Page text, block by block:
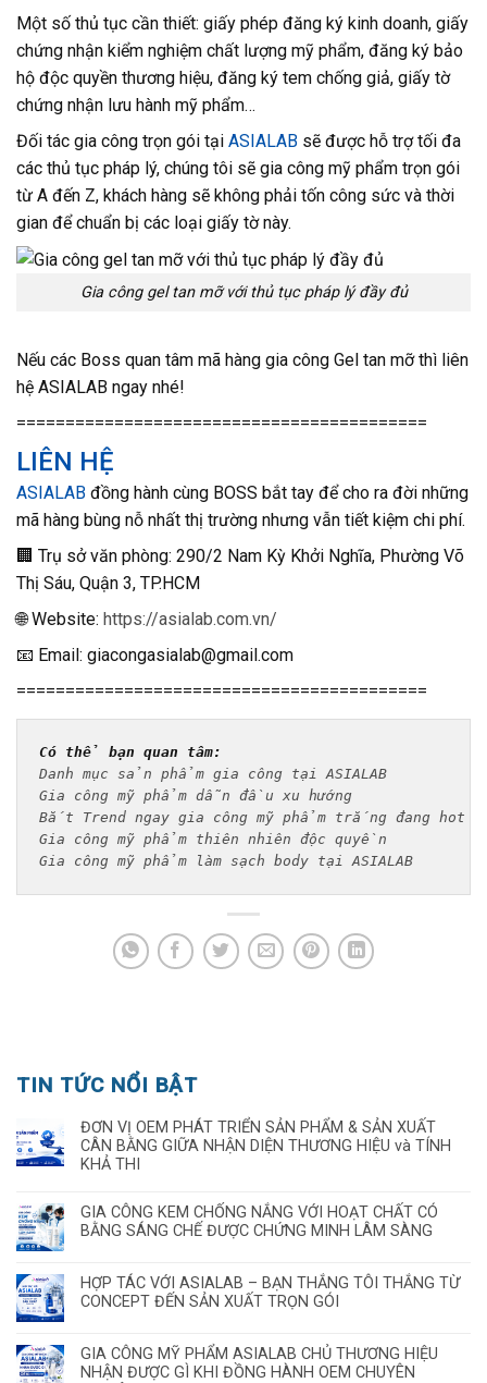
Một số thủ tục cần thiết: giấy phép đăng ký kinh doanh, giấy
chứng nhận kiểm nghiệm chất lượng mỹ phẩm, đăng ký bảo
hộ độc quyền thương hiệu, đăng ký tem chống giả, giấy tờ
chứng nhận lưu hành mỹ phẩm…
Đối tác gia công trọn gói tại ASIALAB sẽ được hỗ trợ tối đa
các thủ tục pháp lý, chúng tôi sẽ gia công mỹ phẩm trọn gói
từ A đến Z, khách hàng sẽ không phải tốn công sức và thời
gian để chuẩn bị các loại giấy tờ này.
Gia công gel tan mỡ với thủ tục pháp lý đầy đủ
Nếu các Boss quan tâm mã hàng gia công Gel tan mỡ thì liên
hệ ASIALAB ngay nhé!
==========================================
LIÊN HỆ
ASIALAB đồng hành cùng BOSS bắt tay để cho ra đời những
mã hàng bùng nỗ nhất thị trường nhưng vẫn tiết kiệm chi phí.
🏢 Trụ sở văn phòng: 290/2 Nam Kỳ Khởi Nghĩa, Phường Võ
Thị Sáu, Quận 3, TP.HCM
🌐 Website: https://asialab.com.vn/
📧 Email: giacongasialab@gmail.com
==========================================
Có thể bạn quan tâm:
Danh mục sản phẩm gia công tại ASIALAB
Gia công mỹ phẩm dẫn đầu xu hướng
Bắt Trend ngay gia công mỹ phẩm trắng đang hot
Gia công mỹ phẩm thiên nhiên độc quyền
Gia công mỹ phẩm làm sạch body tại ASIALAB
TIN TỨC NỔI BẬT
ĐƠN VỊ OEM PHÁT TRIỂN SẢN PHẨM & SẢN XUẤT
CÂN BẰNG GIỮA NHẬN DIỆN THƯƠNG HIỆU và TÍNH
KHẢ THI
GIA CÔNG KEM CHỐNG NẮNG VỚI HOẠT CHẤT CÓ
BẰNG SÁNG CHẾ ĐƯỢC CHỨNG MINH LÂM SÀNG
HỢP TÁC VỚI ASIALAB – BẠN THẮNG TÔI THẮNG TỪ
CONCEPT ĐẾN SẢN XUẤT TRỌN GÓI
GIA CÔNG MỸ PHẨM ASIALAB CHỦ THƯƠNG HIỆU
NHẬN ĐƯỢC GÌ KHI ĐỒNG HÀNH OEM CHUYÊN